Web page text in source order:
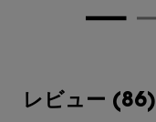
レビュー (86)